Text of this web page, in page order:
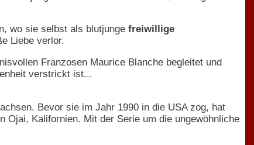
wo sie selbst als blutjunge freiwillige
Liebe verlor.
Franzosen Maurice Blanche begleitet und
verstrickt ist...
Bevor sie im Jahr 1990 in die USA zog, hat
Ojai, Kalifornien. Mit der Serie um die ungewöhnliche